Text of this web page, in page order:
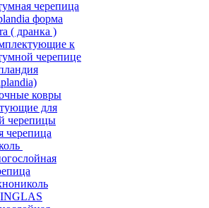
черепица
форма
( дранка )
к
черепице
ковры
для
черепицы
черепица